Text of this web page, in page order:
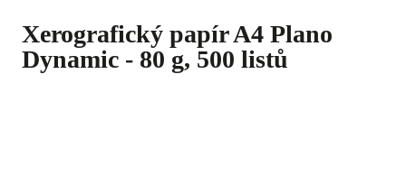
Xerografický papír A4 Plano
Dynamic - 80 g, 500 listů